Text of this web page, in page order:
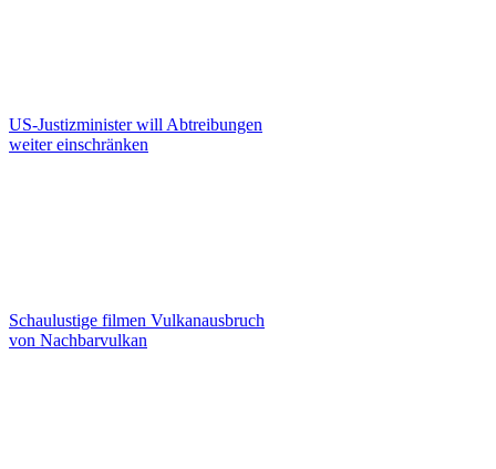
US-Justizminister will Abtreibungen
weiter einschränken
Schaulustige filmen Vulkanausbruch
von Nachbarvulkan